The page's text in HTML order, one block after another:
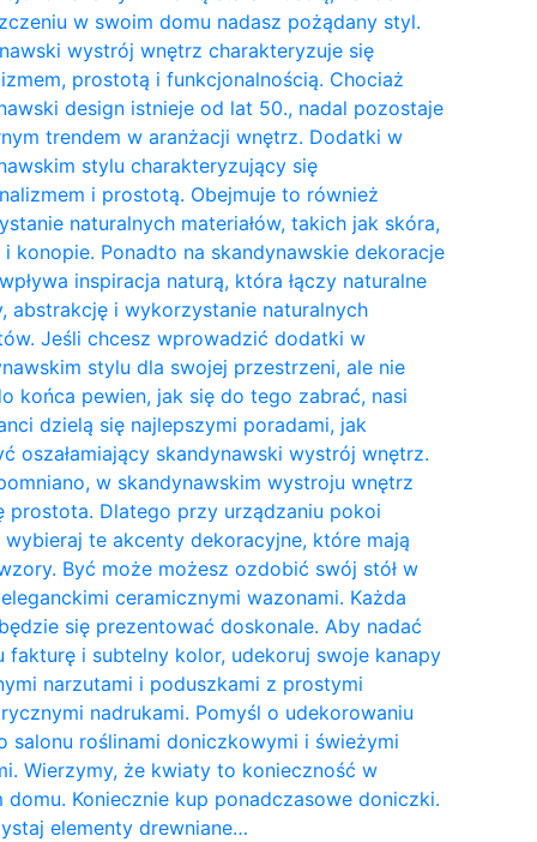
w swoim domu nadasz pożądany styl.
wystrój wnętrz charakteryzuje się
prostotą i funkcjonalnością. Chociaż
design istnieje od lat 50., nadal pozostaje
trendem w aranżacji wnętrz. Dodatki w
stylu charakteryzujący się
i prostotą. Obejmuje to również
naturalnych materiałów, takich jak skóra,
konopie. Ponadto na skandynawskie dekoracje
inspiracja naturą, która łączy naturalne
abstrakcję i wykorzystanie naturalnych
Jeśli chcesz wprowadzić dodatki w
stylu dla swojej przestrzeni, ale nie
końca pewien, jak się do tego zabrać, nasi
dzielą się najlepszymi poradami, jak
oszałamiający skandynawski wystrój wnętrz.
w skandynawskim wystroju wnętrz
prostota. Dlatego przy urządzaniu pokoi
wybieraj te akcenty dekoracyjne, które mają
Być może możesz ozdobić swój stół w
ceramicznymi wazonami. Każda
się prezentować doskonale. Aby nadać
fakturę i subtelny kolor, udekoruj swoje kanapy
narzutami i poduszkami z prostymi
nadrukami. Pomyśl o udekorowaniu
salonu roślinami doniczkowymi i świeżymi
Wierzymy, że kwiaty to konieczność w
domu. Koniecznie kup ponadczasowe doniczki.
elementy drewniane…